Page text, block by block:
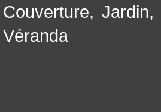
Couverture,Jardin,
Véranda